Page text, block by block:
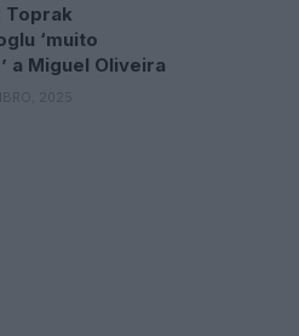
Toprak
‘muito
a Miguel Oliveira